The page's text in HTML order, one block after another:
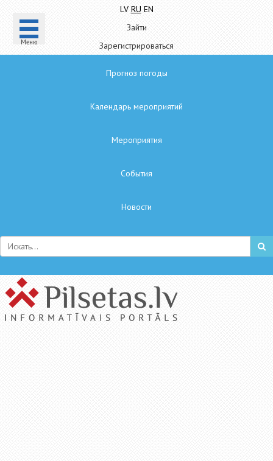
Mеню
LV RU EN
Зайти
Зарегистрироваться
Прогноз погоды
Календарь мероприятий
Мероприятия
Cобытия
Hовости